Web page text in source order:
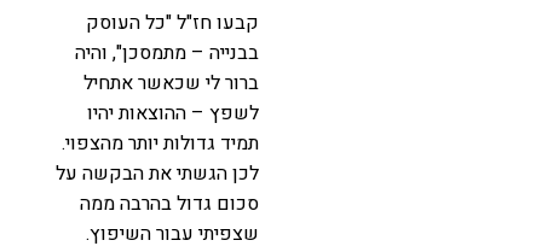
קבעו חז"ל "כל העוסק
בבנייה – מתמסכן", והיה
ברור לי שכאשר אתחיל
לשפץ – ההוצאות יהיו
תמיד גדולות יותר מהצפוי.
לכן הגשתי את הבקשה על
סכום גדול בהרבה ממה
שצפיתי עבור השיפוץ.